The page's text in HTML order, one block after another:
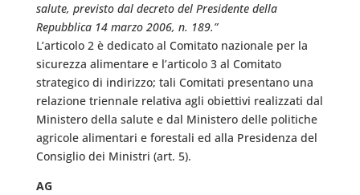
salute, previsto dal decreto del Presidente della
Repubblica 14 marzo 2006, n. 189.”
L’articolo 2 è dedicato al Comitato nazionale per la
sicurezza alimentare e l’articolo 3 al Comitato
strategico di indirizzo; tali Comitati presentano una
relazione triennale relativa agli obiettivi realizzati dal
Ministero della salute e dal Ministero delle politiche
agricole alimentari e forestali ed alla Presidenza del
Consiglio dei Ministri (art. 5).
AG